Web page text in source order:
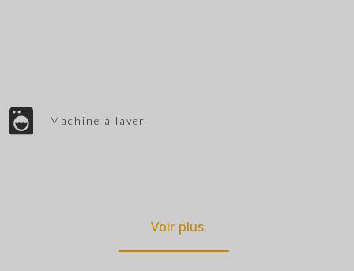
Machine à laver
Voir plus